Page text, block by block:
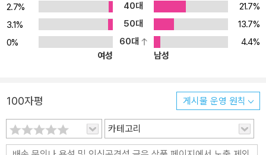
간 사용하지 않으면 연결이 끊길 수 있다. | 이 책의 구성 | [1부 LLM
의 기초 뼈대 세우기] 1장 ‘LLM 지도’에서는 대규모 언어 모델이라는
빠르게 발전하고 있는 분야에서 독자들이 길을 잃지 않도록 큰 흐름
을 먼저 살펴본다. 1장을 통해 LLM 지도를 얻고 나면 이 책과 LLM에
아본다. 트랜스포머 아키텍처는 처음 접했을 때 직관적으로 이해하기
써 트랜스포머 아키텍처라는 큰 산을 넘어가도록 돕는다. 3장 ‘트랜스
포머 모델을 다루기 위한 허깅페이스 트랜스포머 라이브러리’에서는
2.7%
40대
21.7%
3.1%
50대
13.7%
0%
60대
4.4%
여성
남성
100자평 게시물 운영 원칙
카테고리